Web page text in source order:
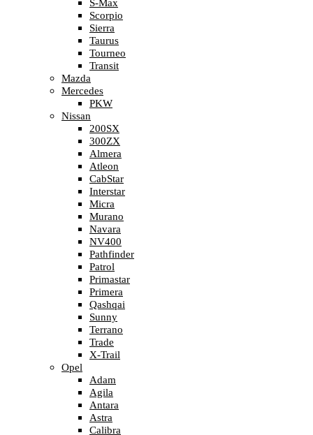
S-Max
Scorpio
Sierra
Taurus
Tourneo
Transit
Mazda
Mercedes
PKW
Nissan
200SX
300ZX
Almera
Atleon
CabStar
Interstar
Micra
Murano
Navara
NV400
Pathfinder
Patrol
Primastar
Primera
Qashqai
Sunny
Terrano
Trade
X-Trail
Opel
Adam
Agila
Antara
Astra
Calibra